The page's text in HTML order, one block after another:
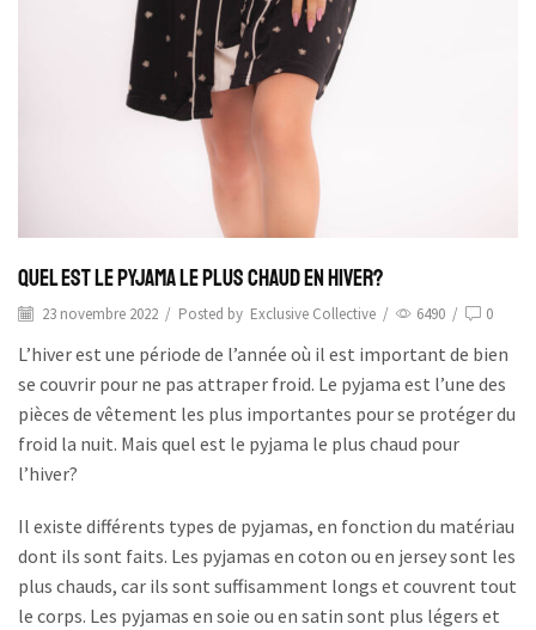
Quel est le Pyjama le plus Chaud en Hiver?
23 novembre 2022 / Posted by Exclusive Collective / 6490 / 0
L’hiver est une période de l’année où il est important de bien
se couvrir pour ne pas attraper froid. Le pyjama est l’une des
pièces de vêtement les plus importantes pour se protéger du
froid la nuit. Mais quel est le pyjama le plus chaud pour
l’hiver?
Il existe différents types de pyjamas, en fonction du matériau
dont ils sont faits. Les pyjamas en coton ou en jersey sont les
plus chauds, car ils sont suffisamment longs et couvrent tout
le corps. Les pyjamas en soie ou en satin sont plus légers et